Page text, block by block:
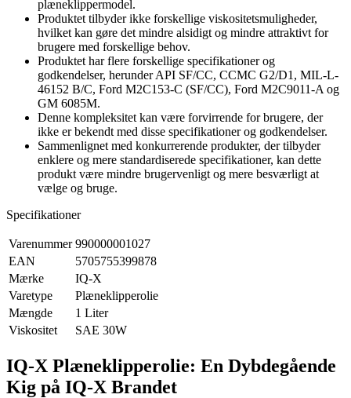
plæneklippermodel.
Produktet tilbyder ikke forskellige viskositetsmuligheder,
hvilket kan gøre det mindre alsidigt og mindre attraktivt for
brugere med forskellige behov.
Produktet har flere forskellige specifikationer og
godkendelser, herunder API SF/CC, CCMC G2/D1, MIL-L-
46152 B/C, Ford M2C153-C (SF/CC), Ford M2C9011-A og
GM 6085M.
Denne kompleksitet kan være forvirrende for brugere, der
ikke er bekendt med disse specifikationer og godkendelser.
Sammenlignet med konkurrerende produkter, der tilbyder
enklere og mere standardiserede specifikationer, kan dette
produkt være mindre brugervenligt og mere besværligt at
vælge og bruge.
Specifikationer
Varenummer 990000001027
EAN
5705755399878
Mærke
IQ-X
Varetype
Plæneklipperolie
Mængde
1 Liter
Viskositet
SAE 30W
IQ-X Plæneklipperolie: En Dybdegående
Kig på IQ-X Brandet